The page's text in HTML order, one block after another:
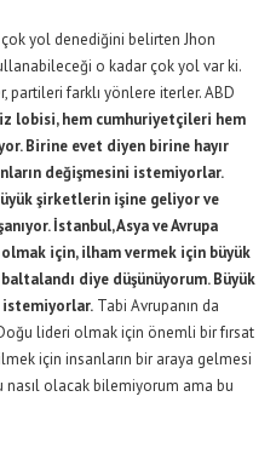
yol denediğini belirten Jhon
o kadar çok yol var ki.
farklı yönlere iterler. ABD
lobisi, hem cumhuriyetçileri hem
Birine evet diyen birine hayır
değişmesini istemiyorlar.
şirketlerin işine geliyor ve
İstanbul, Asya ve Avrupa
için, ilham vermek için büyük
diye düşünüyorum. Büyük
istemiyorlar. Tabi Avrupanın da
lideri olmak için önemli bir fırsat
için insanların bir araya gelmesi
nasıl olacak bilemiyorum ama bu